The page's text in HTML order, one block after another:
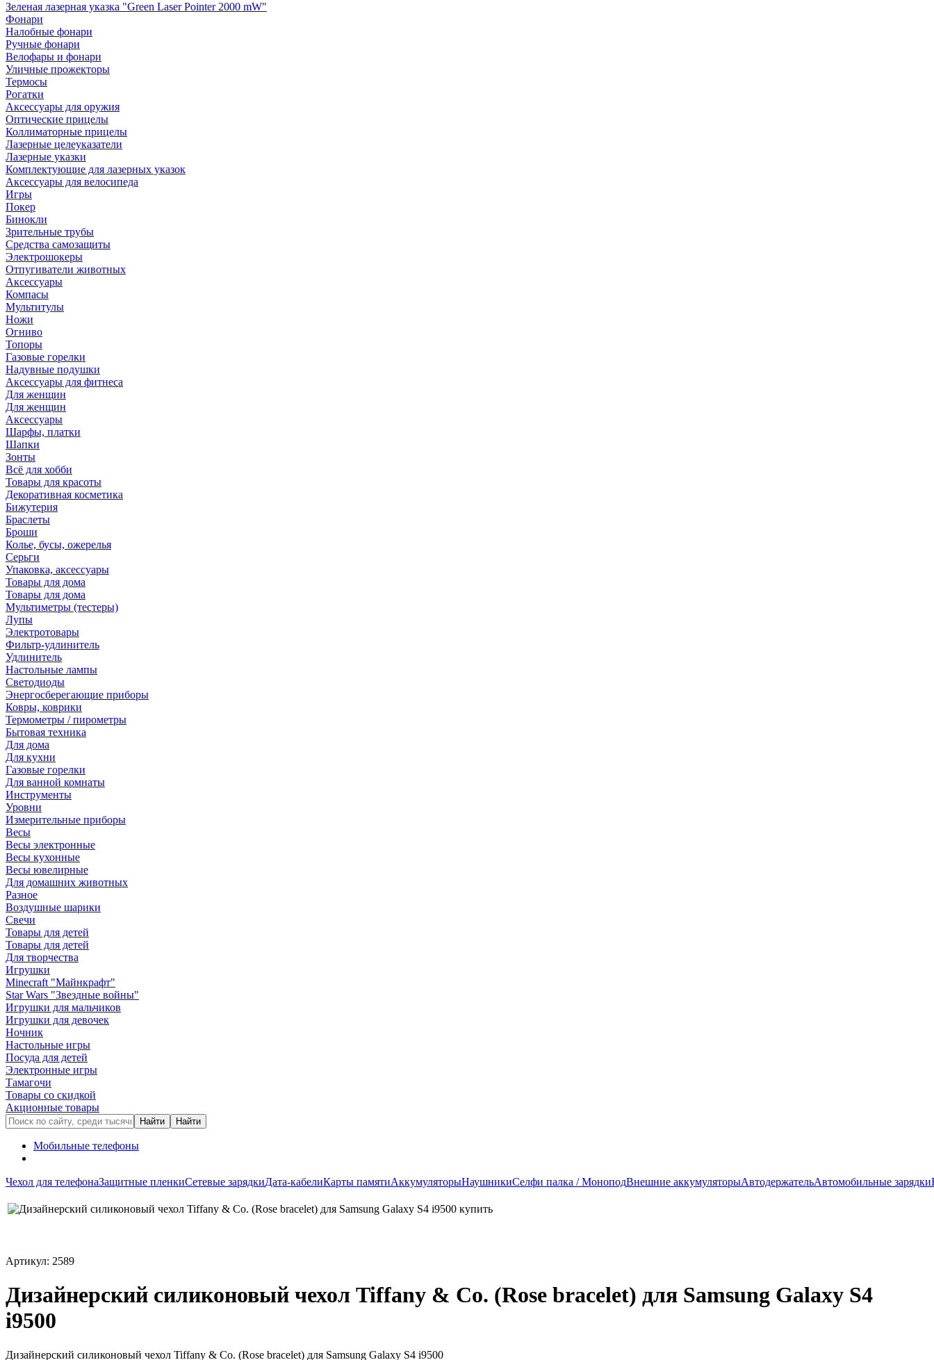
Зеленая лазерная указка "Green Laser Pointer 2000 mW"
Фонари
Налобные фонари
Ручные фонари
Велофары и фонари
Уличные прожекторы
Термосы
Рогатки
Аксессуары для оружия
Оптические прицелы
Коллиматорные прицелы
Лазерные целеуказатели
Лазерные указки
Комплектующие для лазерных указок
Аксессуары для велосипеда
Игры
Покер
Бинокли
Зрительные трубы
Средства самозащиты
Электрошокеры
Отпугиватели животных
Аксессуары
Компасы
Мультитулы
Ножи
Огниво
Топоры
Газовые горелки
Надувные подушки
Аксессуары для фитнеса
Для женщин
Для женщин
Аксессуары
Шарфы, платки
Шапки
Зонты
Всё для хобби
Товары для красоты
Декоративная косметика
Бижутерия
Браслеты
Броши
Колье, бусы, ожерелья
Серьги
Упаковка, аксессуары
Товары для дома
Товары для дома
Мультиметры (тестеры)
Лупы
Электротовары
Фильтр-удлинитель
Удлинитель
Настольные лампы
Светодиоды
Энергосберегающие приборы
Ковры, коврики
Термометры / пирометры
Бытовая техника
Для дома
Для кухни
Газовые горелки
Для ванной комнаты
Инструменты
Уровни
Измерительные приборы
Весы
Весы электронные
Весы кухонные
Весы ювелирные
Для домашних животных
Разное
Воздушные шарики
Свечи
Товары для детей
Товары для детей
Для творчества
Игрушки
Minecraft "Майнкрафт"
Star Wars "Звездные войны"
Игрушки для мальчиков
Игрушки для девочек
Ночник
Настольные игры
Посуда для детей
Электронные игры
Тамагочи
Товары со скидкой
Акционные товары
Мобильные телефоны
Чехол для телефонаЗащитные пленкиСетевые зарядкиДата-кабелиКарты памятиАккумуляторыНаушникиСелфи палка / МоноподВнешние аккумуляторыАвтодержательАвтомобильные зарядки
Артикул: 2589
Дизайнерский силиконовый чехол Tiffany & Co. (Rose bracelet) для Samsung Galaxy S4
i9500
Дизайнерский силиконовый чехол Tiffany & Co. (Rose bracelet) для Samsung Galaxy S4 i9500